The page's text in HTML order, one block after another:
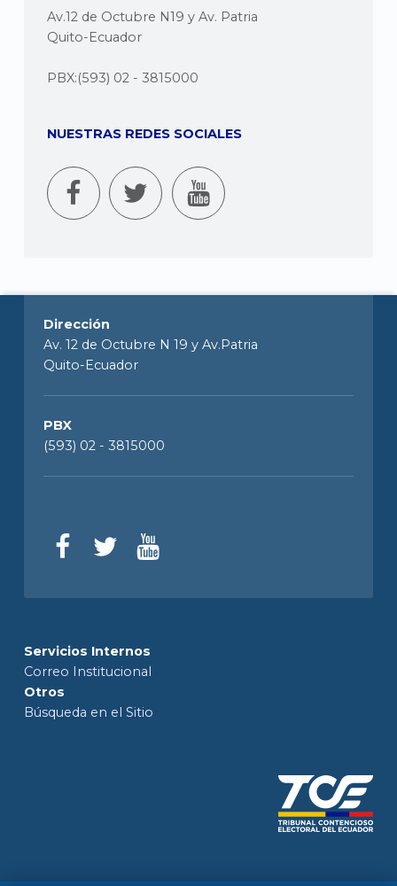
Av.12 de Octubre N19 y Av. Patria
Quito-Ecuador
PBX:(593) 02 - 3815000
NUESTRAS REDES SOCIALES
Dirección
Av. 12 de Octubre N 19 y Av.Patria
Quito-Ecuador
PBX
(593) 02 - 3815000
Servicios Internos
Correo Institucional
Otros
Búsqueda en el Sitio